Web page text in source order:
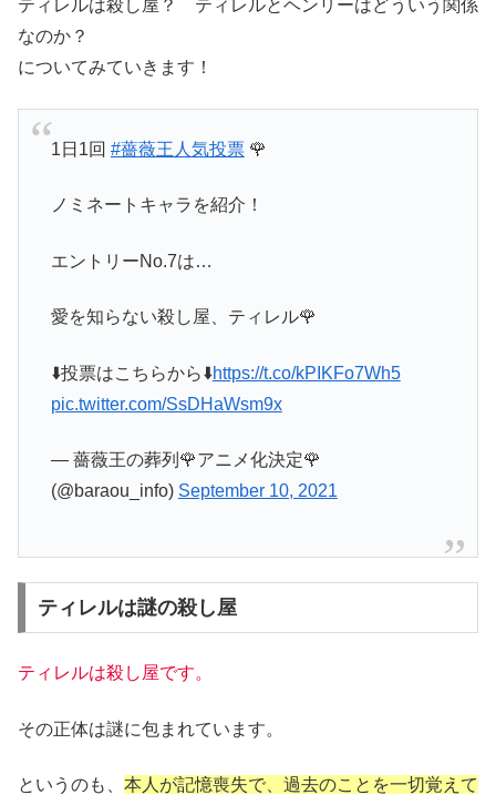
ティレルは殺し屋？ ティレルとヘンリーはどういう関係
なのか？
についてみていきます！
1日1回 #薔薇王人気投票🌹
ノミネートキャラを紹介！
エントリーNo.7は…
愛を知らない殺し屋、ティレル🌹
⬇️投票はこちらから⬇️https://t.co/kPIKFo7Wh5
pic.twitter.com/SsDHaWsm9x
— 薔薇王の葬列🌹アニメ化決定🌹
(@baraou_info) September 10, 2021
ティレルは謎の殺し屋
ティレルは殺し屋です。
その正体は謎に包まれています。
というのも、 本人が記憶喪失で、過去のことを一切覚えて